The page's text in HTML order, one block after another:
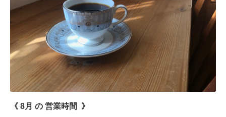
《 8月 の 営業時間 》